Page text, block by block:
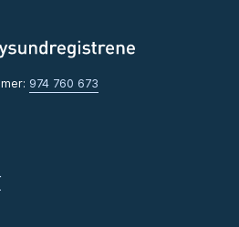
974 760 673